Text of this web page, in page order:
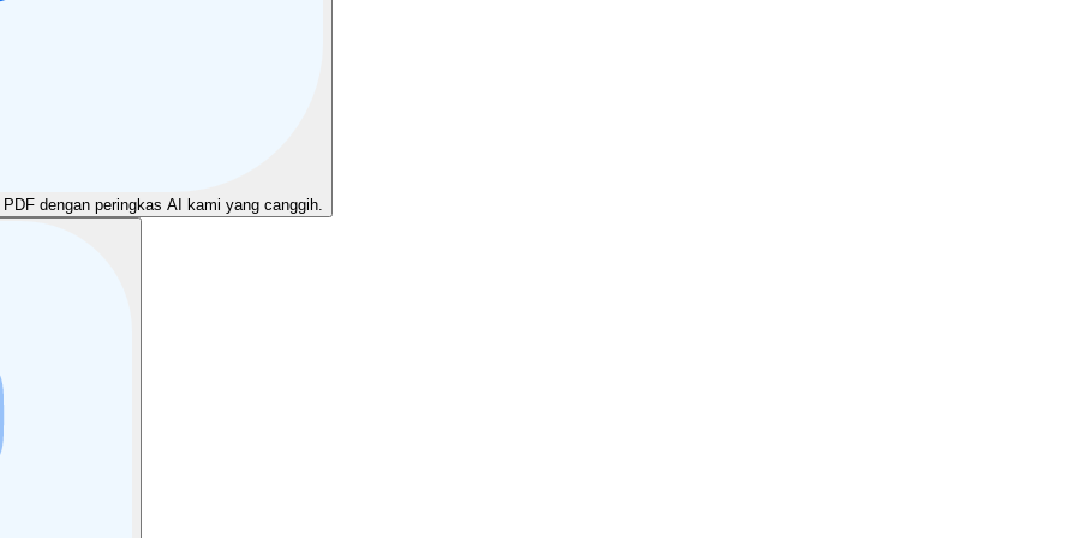
dengan peringkas AI kami yang canggih.